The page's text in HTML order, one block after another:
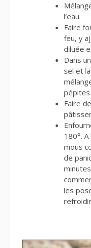
l’eau.
Faire
feu, y
diluée
Dans
sel et
pépites
Faire
180°.
mous
de
les